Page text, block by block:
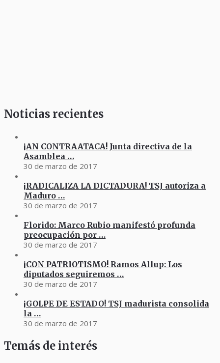
Noticias recientes
¡AN CONTRAATACA! Junta directiva de la
Asamblea …
30 de marzo de 2017
¡RADICALIZA LA DICTADURA! TSJ autoriza a
Maduro …
30 de marzo de 2017
Florido: Marco Rubio manifestó profunda
preocupación por …
30 de marzo de 2017
¡CON PATRIOTISMO! Ramos Allup: Los
diputados seguiremos …
30 de marzo de 2017
¡GOLPE DE ESTADO! TSJ madurista consolida
la …
30 de marzo de 2017
Temás de interés